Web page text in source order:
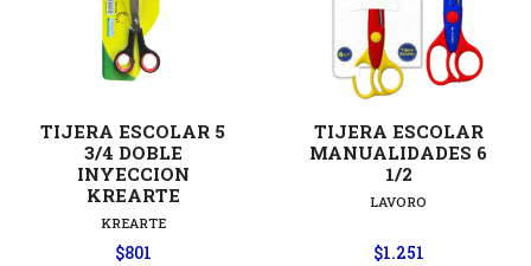
TIJERA ESCOLAR 5
3/4 DOBLE
INYECCION
KREARTE
KREARTE
$801
TIJERA ESCOLAR
MANUALIDADES 6
1/2
LAVORO
$1.251